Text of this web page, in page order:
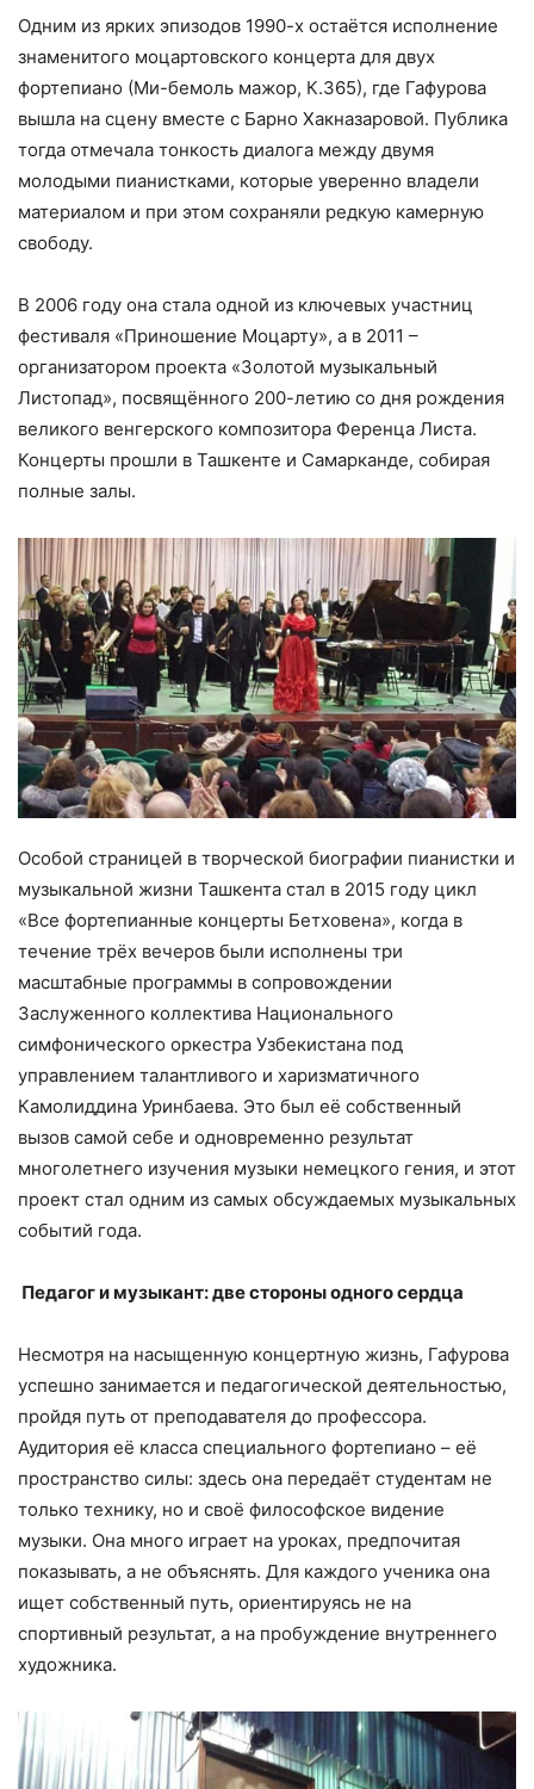
Одним из ярких эпизодов 1990-х остаётся исполнение
знаменитого моцартовского концерта для двух
фортепиано (Ми-бемоль мажор, К.365), где Гафурова
вышла на сцену вместе с Барно Хакназаровой. Публика
тогда отмечала тонкость диалога между двумя
молодыми пианистками, которые уверенно владели
материалом и при этом сохраняли редкую камерную
свободу.
В 2006 году она стала одной из ключевых участниц
фестиваля «Приношение Моцарту», а в 2011 –
организатором проекта «Золотой музыкальный
Листопад», посвящённого 200-летию со дня рождения
великого венгерского композитора Ференца Листа.
Концерты прошли в Ташкенте и Самарканде, собирая
полные залы.
Особой страницей в творческой биографии пианистки и
музыкальной жизни Ташкента стал в 2015 году цикл
«Все фортепианные концерты Бетховена», когда в
течение трёх вечеров были исполнены три
масштабные программы в сопровождении
Заслуженного коллектива Национального
симфонического оркестра Узбекистана под
управлением талантливого и харизматичного
Камолиддина Уринбаева. Это был её собственный
вызов самой себе и одновременно результат
многолетнего изучения музыки немецкого гения, и этот
проект стал одним из самых обсуждаемых музыкальных
событий года.
Педагог и музыкант: две стороны одного сердца
Несмотря на насыщенную концертную жизнь, Гафурова
успешно занимается и педагогической деятельностью,
пройдя путь от преподавателя до профессора.
Аудитория её класса специального фортепиано – её
пространство силы: здесь она передаёт студентам не
только технику, но и своё философское видение
музыки. Она много играет на уроках, предпочитая
показывать, а не объяснять. Для каждого ученика она
ищет собственный путь, ориентируясь не на
спортивный результат, а на пробуждение внутреннего
художника.